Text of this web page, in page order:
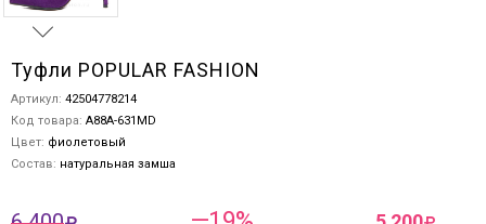
Туфли POPULAR FASHION
Артикул: 42504778214
Код товара: A88A-631MD
Цвет: фиолетовый
Состав: натуральная замша